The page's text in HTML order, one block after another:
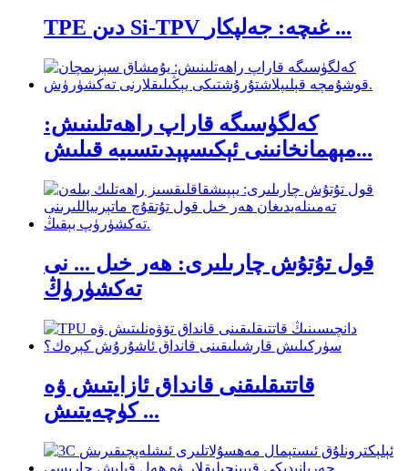
TPE دىن Si-TPV غىچە: جەلپكار ...
كەلگۈسىگە قاراپ راھەتلىنىش:
مېھمانخانىنى ئېكىسپېدىتسىيە قىلىش...
قول تۇتۇش چارىلىرى: ھەر خىل ... نى
تەكشۈرۈڭ
قاتتىقلىقنى قانداق ئازايتىش ۋە
كۈچەيتىش ...